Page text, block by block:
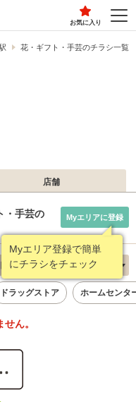
お気に入り
花・ギフト・手芸のチラシ一覧
店舗
・手芸の
Myエリア登録で簡単
にチラシをチェック
Myエリアに登録
・手芸 新着順
ドラッグストア ホームセンタ
ん。